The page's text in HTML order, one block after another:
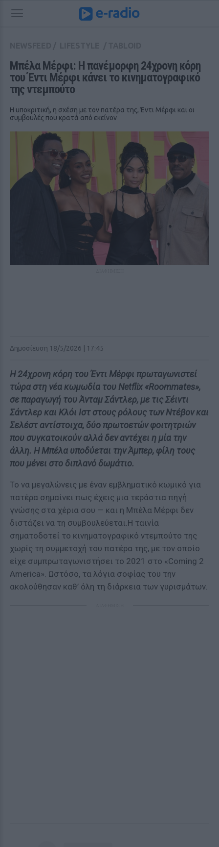
Μπέλα Μέρφι: Η πανέμορφη 24χρονη κόρη
του Έντι Μέρφι κάνει το κινηματογραφικό
της ντεμπούτο
Η υποκριτική, η σχέση με τον πατέρα της, Έντι Μέρφι και οι
συμβουλές που κρατά από εκείνον
Δημοσίευση 18/5/2026 | 17:45
Η 24χρονη κόρη του Έντι Μέρφι πρωταγωνιστεί
τώρα στη νέα κωμωδία του Netflix «Roommates»,
σε παραγωγή του Άνταμ Σάντλερ, με τις Σέιντι
Σάντλερ και Κλόι Ιστ στους ρόλους των Ντέβον και
Σελέστ αντίστοιχα, δύο πρωτοετών φοιτητριών
που συγκατοικούν αλλά δεν αντέχει η μία την
άλλη. Η Μπέλα υποδύεται την Άμπερ, φίλη τους
που μένει στο διπλανό δωμάτιο.
Το να μεγαλώνεις με έναν εμβληματικό κωμικό για
πατέρα σημαίνει πως έχεις μια τεράστια πηγή
γνώσης στα χέρια σου — και η Μπέλα Μέρφι δεν
διστάζει να τη συμβουλεύεται.Η ταινία
σηματοδοτεί το κινηματογραφικό ντεμπούτο της
χωρίς τη συμμετοχή του πατέρα της, με τον οποίο
είχε συμπρωταγωνιστήσει το 2021 στο «Coming 2
America». Ωστόσο, τα λόγια σοφίας του την
ακολούθησαν καθ’ όλη τη διάρκεια των γυρισμάτων.